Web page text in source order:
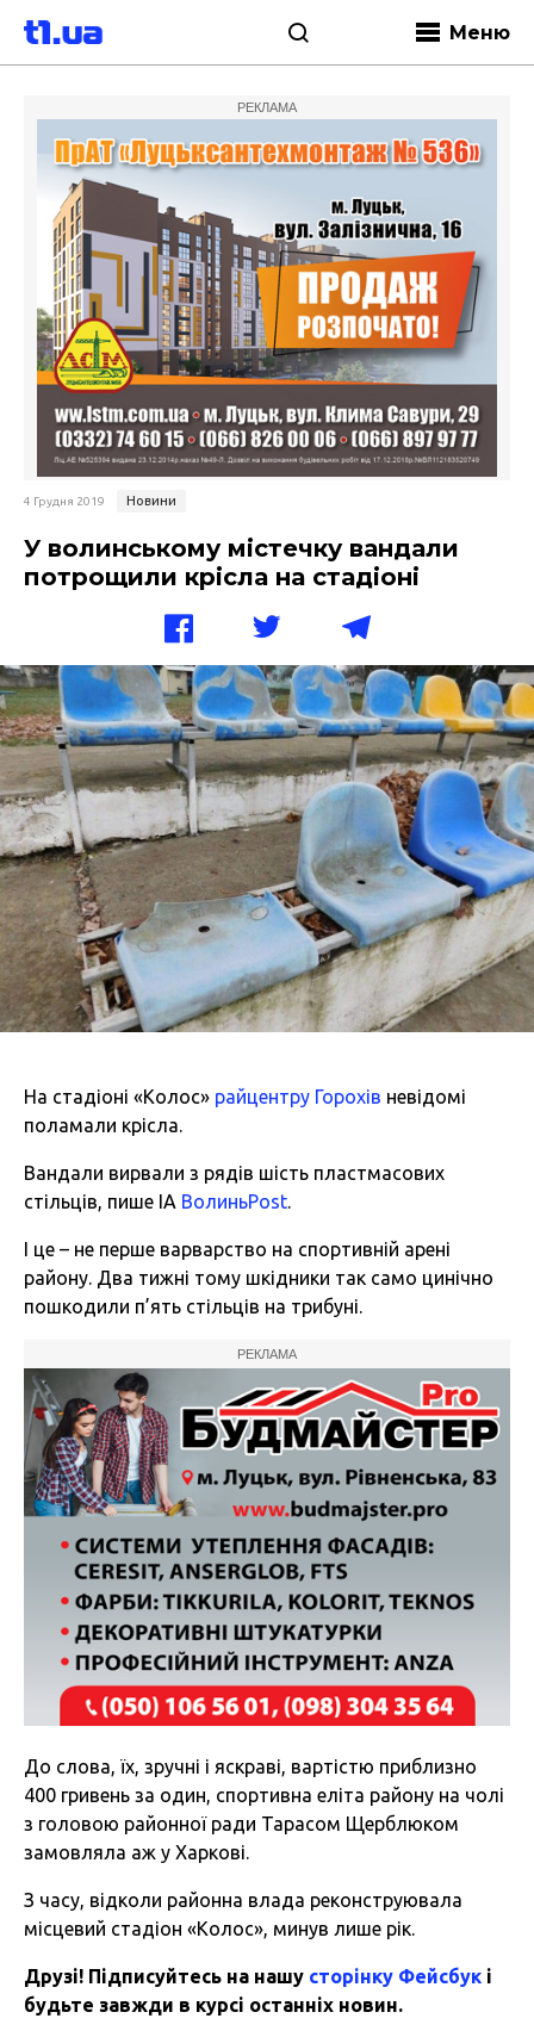
Меню
РЕКЛАМА
4 Грудня 2019 Новини
У волинському містечку вандали
потрощили крісла на стадіоні
На стадіоні «Колос» райцентру Горохів невідомі
поламали крісла.
Вандали вирвали з рядів шість пластмасових
стільців, пише ІА ВолиньPost
І це – не перше варварство на спортивній арені
району. Два тижні тому шкідники так само цинічно
пошкодили п’ять стільців на трибуні.
РЕКЛАМА
До слова, їх, зручні і яскраві, вартістю приблизно
400 гривень за один, спортивна еліта району на чолі
з головою районної ради Тарасом Щерблюком
замовляла аж у Харкові.
З часу, відколи районна влада реконструювала
місцевий стадіон «Колос», минув лише рік.
Друзі! Підписуйтесь на нашу сторінку Фейсбук і
будьте завжди в курсі останніх новин.